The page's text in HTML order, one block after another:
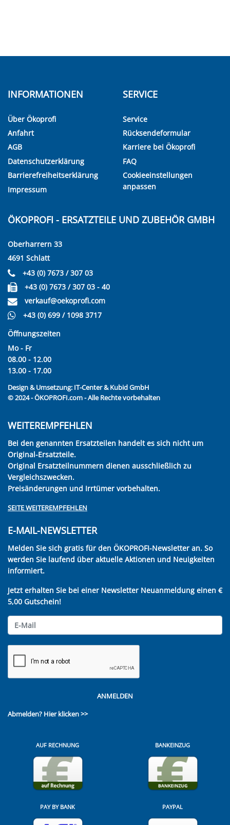
INFORMATIONEN
Über Ökoprofi
Anfahrt
AGB
Datenschutzerklärung
Barrierefreiheitserklärung
Impressum
SERVICE
Service
Rücksendeformular
Karriere bei Ökoprofi
FAQ
Cookieeinstellungen
anpassen
ÖKOPROFI - ERSATZTEILE UND ZUBEHÖR GMBH
Oberharrern 33
4691 Schlatt
+43 (0) 7673 / 307 03
+43 (0) 7673 / 307 03 - 40
verkauf@oekoprofi.com
+43 (0) 699 / 1098 3717
Öffnungszeiten
Mo - Fr
08.00 - 12.00
13.00 - 17.00
Design & Umsetzung: IT-Center & Kubid GmbH
© 2024 - ÖKOPROFI.com - Alle Rechte vorbehalten
WEITEREMPFEHLEN
Bei den genannten Ersatzteilen handelt es sich nicht um
Original-Ersatzteile.
Original Ersatzteilnummern dienen ausschließlich zu
Vergleichszwecken.
Preisänderungen und Irrtümer vorbehalten.
SEITE WEITEREMPFEHLEN
E-MAIL-NEWSLETTER
Melden Sie sich gratis für den ÖKOPROFI-Newsletter an. So
werden Sie laufend über aktuelle Aktionen und Neuigkeiten
informiert.
Jetzt erhalten Sie bei einer Newsletter Neuanmeldung einen €
5,00 Gutschein!
ANMELDEN
Abmelden? Hier klicken >>
AUF RECHNUNG BANKEINZUG
PAY BY BANK PAYPAL